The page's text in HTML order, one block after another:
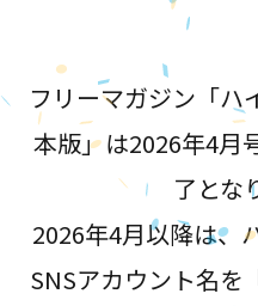
フリーマガジン「ハ
本版」は2026年4月
了とな
2026年4月以降は、
SNSアカウント名を